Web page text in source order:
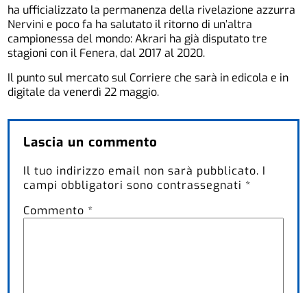
ha ufficializzato la permanenza della rivelazione azzurra
Nervini e poco fa ha salutato il ritorno di un’altra
campionessa del mondo: Akrari ha già disputato tre
stagioni con il Fenera, dal 2017 al 2020.
Il punto sul mercato sul Corriere che sarà in edicola e in
digitale da venerdì 22 maggio.
Lascia un commento
Il tuo indirizzo email non sarà pubblicato. I
campi obbligatori sono contrassegnati *
Commento *